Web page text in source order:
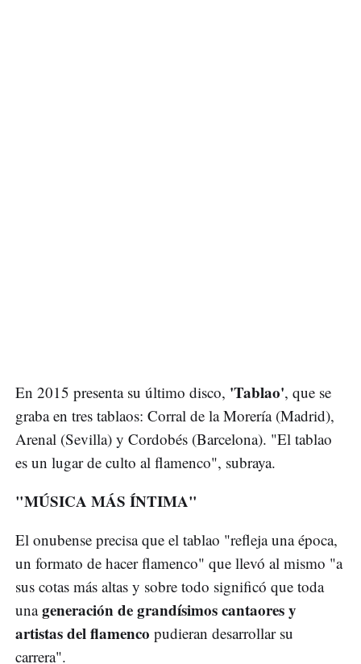
En 2015 presenta su último disco, 'Tablao', que se
graba en tres tablaos: Corral de la Morería (Madrid),
Arenal (Sevilla) y Cordobés (Barcelona). "El tablao
es un lugar de culto al flamenco", subraya.
"MÚSICA MÁS ÍNTIMA"
El onubense precisa que el tablao "refleja una época,
un formato de hacer flamenco" que llevó al mismo "a
sus cotas más altas y sobre todo significó que toda
unageneración de grandísimos cantaores y
artistas del flamenco pudieran desarrollar su
carrera".